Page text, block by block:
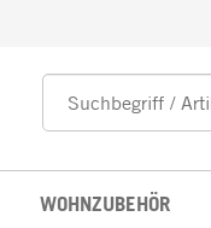
WOHNZUBEHÖR